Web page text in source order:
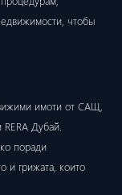
чтобы
имоти от САЩ,
Дубай.
поради
и грижата, които